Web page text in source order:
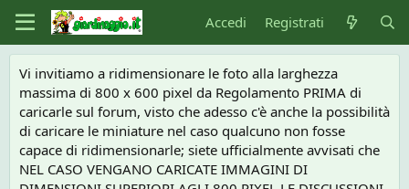
Accedi Registrati
Vi invitiamo a ridimensionare le foto alla larghezza
massima di 800 x 600 pixel da Regolamento PRIMA di
caricarle sul forum, visto che adesso c'è anche la possibilità
di caricare le miniature nel caso qualcuno non fosse
capace di ridimensionarle; siete ufficialmente avvisati che
NEL CASO VENGANO CARICATE IMMAGINI DI